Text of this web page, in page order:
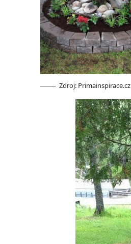
Zdroj: Primainspirace.cz